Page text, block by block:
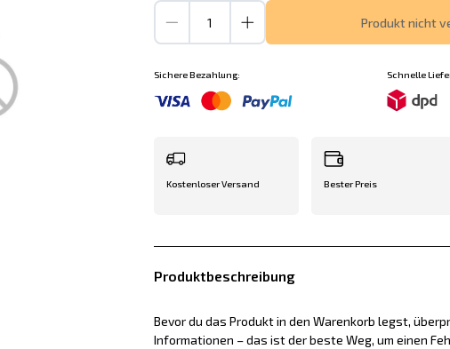
Produkt nicht
Sichere Bezahlung: Schnelle
Kostenloser Versand Bester Preis
Produktbeschreibung
Bevor du das Produkt in den Warenkorb legst,
Informationen – das ist der beste Weg, um einen